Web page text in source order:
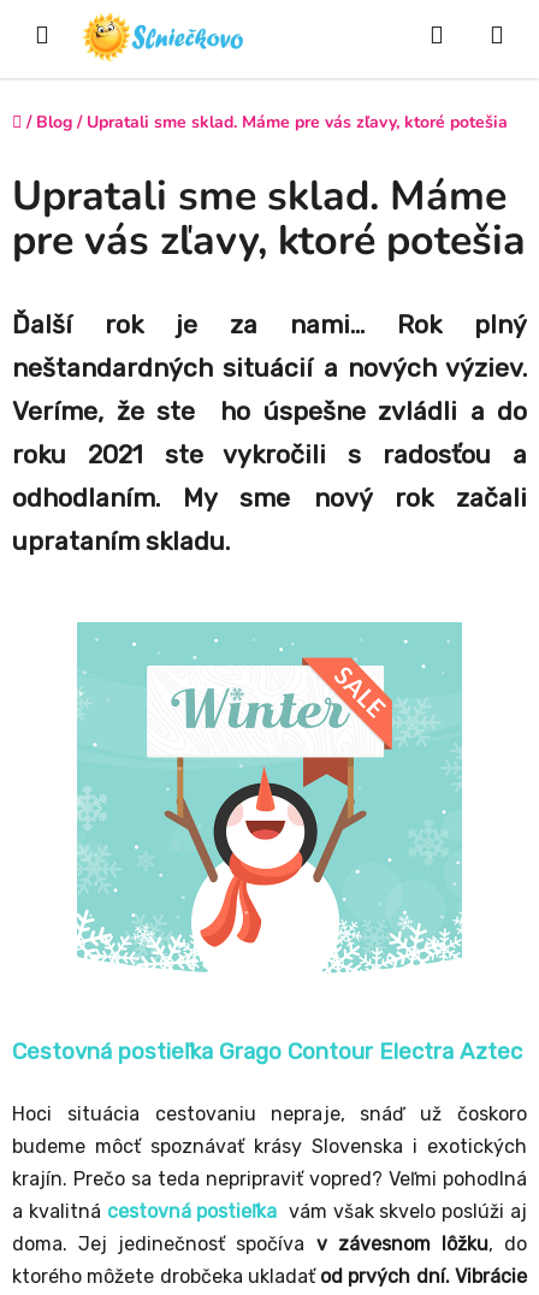
Hľadať
Domov
/ Blog / Upratali sme sklad. Máme pre vás zľavy, ktoré potešia
Upratali sme sklad. Máme
pre vás zľavy, ktoré potešia
Ďalší rok je za nami… Rok plný
neštandardných situácií a nových výziev.
Veríme, že ste ho úspešne zvládli a do
roku 2021 ste vykročili s radosťou a
odhodlaním. My sme nový rok začali
uprataním skladu.
Cestovná postieľka Grago Contour Electra Aztec
Hoci situácia cestovaniu nepraje, snáď už čoskoro
budeme môcť spoznávať krásy Slovenska i exotických
krajín. Prečo sa teda nepripraviť vopred? Veľmi pohodlná
a kvalitná cestovná postieľka vám však skvelo poslúži aj
doma. Jej jedinečnosť spočíva v závesnom lôžku, do
ktorého môžete drobčeka ukladať od prvých dní. Vibrácie